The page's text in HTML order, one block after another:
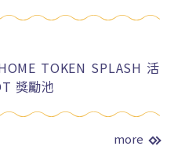
TOKEN SPLASH 活
獎勵池
more